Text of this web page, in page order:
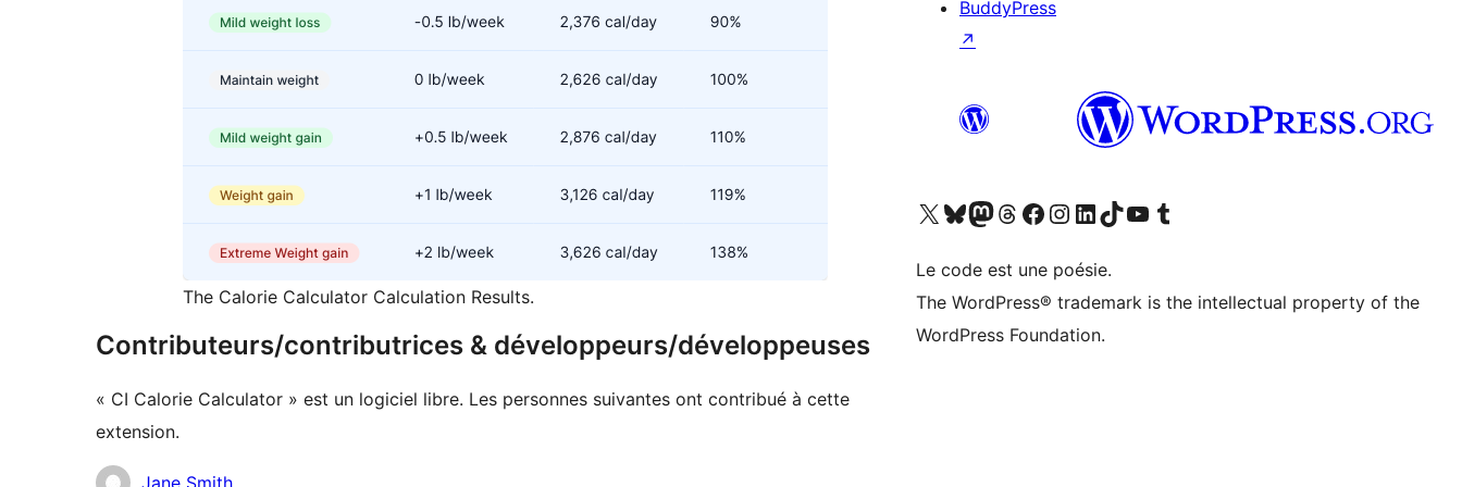
The Calorie Calculator Calculation Results.
Contributeurs/contributrices & développeurs/développeuses
« CI Calorie Calculator » est un logiciel libre. Les personnes suivantes ont contribué à cette
extension.
Contributeurs
BuddyPress
↗
Visitez notre compte X (précédemment Twitter)
Visiter notre compte Bluesky
Visiter notre compte Mastodon
Visiter notre compte Threads
Consulter notre compte Facebook
Consulter notre compte Instagram
Consulter notre compte LinkedIn
Visiter notre compte TokTok
Visiter notre chaîne YouTube
Visiter notre compte Tumblr
Le code est une poésie.
The WordPress® trademark is the intellectual property of the
WordPress Foundation.